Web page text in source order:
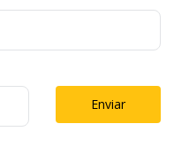
Enviar